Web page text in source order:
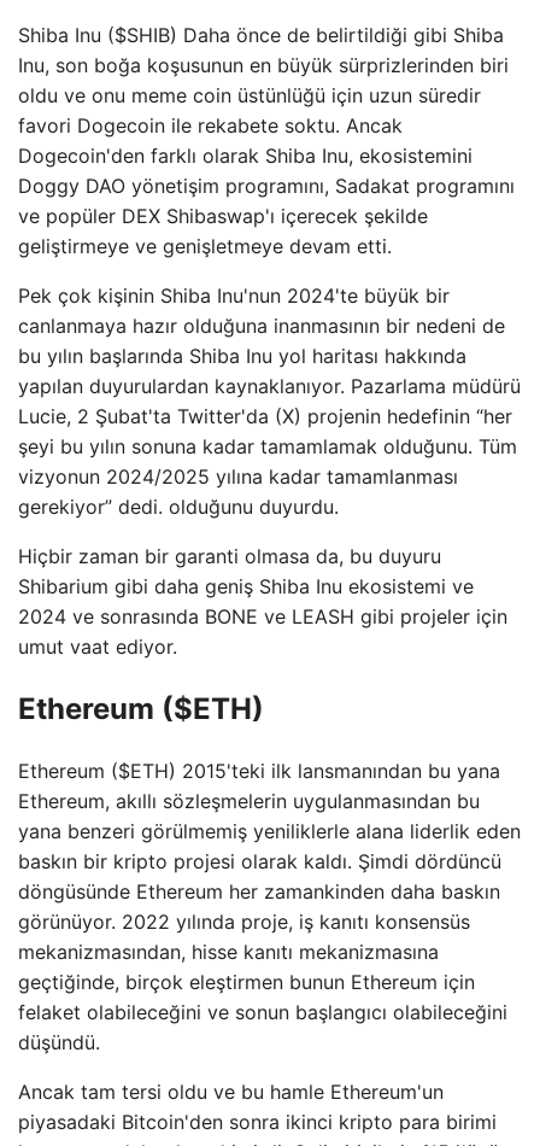
Shiba Inu ($SHIB) Daha önce de belirtildiği gibi Shiba
Inu, son boğa koşusunun en büyük sürprizlerinden biri
oldu ve onu meme coin üstünlüğü için uzun süredir
favori Dogecoin ile rekabete soktu. Ancak
Dogecoin'den farklı olarak Shiba Inu, ekosistemini
Doggy DAO yönetişim programını, Sadakat programını
ve popüler DEX Shibaswap'ı içerecek şekilde
geliştirmeye ve genişletmeye devam etti.
Pek çok kişinin Shiba Inu'nun 2024'te büyük bir
canlanmaya hazır olduğuna inanmasının bir nedeni de
bu yılın başlarında Shiba Inu yol haritası hakkında
yapılan duyurulardan kaynaklanıyor. Pazarlama müdürü
Lucie, 2 Şubat'ta Twitter'da (X) projenin hedefinin “her
şeyi bu yılın sonuna kadar tamamlamak olduğunu. Tüm
vizyonun 2024/2025 yılına kadar tamamlanması
gerekiyor” dedi. olduğunu duyurdu.
Hiçbir zaman bir garanti olmasa da, bu duyuru
Shibarium gibi daha geniş Shiba Inu ekosistemi ve
2024 ve sonrasında BONE ve LEASH gibi projeler için
umut vaat ediyor.
Ethereum ($ETH)
Ethereum ($ETH) 2015'teki ilk lansmanından bu yana
Ethereum, akıllı sözleşmelerin uygulanmasından bu
yana benzeri görülmemiş yeniliklerle alana liderlik eden
baskın bir kripto projesi olarak kaldı. Şimdi dördüncü
döngüsünde Ethereum her zamankinden daha baskın
görünüyor. 2022 yılında proje, iş kanıtı konsensüs
mekanizmasından, hisse kanıtı mekanizmasına
geçtiğinde, birçok eleştirmen bunun Ethereum için
felaket olabileceğini ve sonun başlangıcı olabileceğini
düşündü.
Ancak tam tersi oldu ve bu hamle Ethereum'un
piyasadaki Bitcoin'den sonra ikinci kripto para birimi